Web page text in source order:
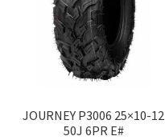
JOURNEY P3006 25×10-12
50J 6PR E#